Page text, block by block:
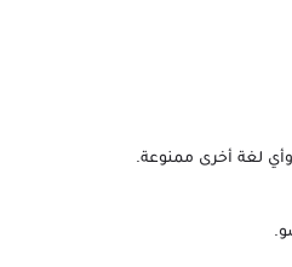
لغة أخرى ممنوعة.